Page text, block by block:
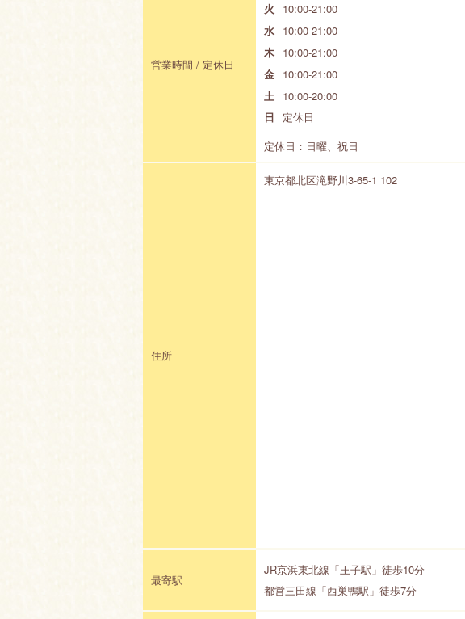
営業時間 / 定休日
火
10:00-21:00
水 10:00-21:00
木 10:00-21:00
金 10:00-21:00
土
10:00-20:00
日
定休日
定休日：日曜、祝日
住所
東京都北区滝野川3-65-1 102
最寄駅
JR京浜東北線「王子駅」徒歩10分
都営三田線「西巣鴨駅」徒歩7分